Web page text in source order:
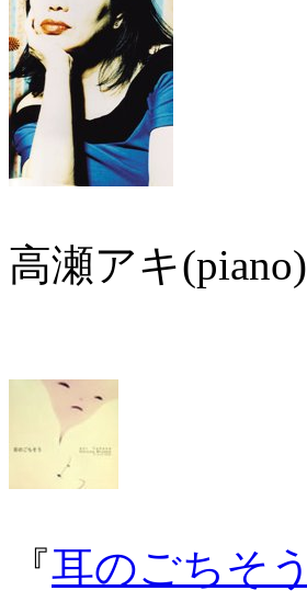
高瀬アキ(piano)
『耳のごちそう